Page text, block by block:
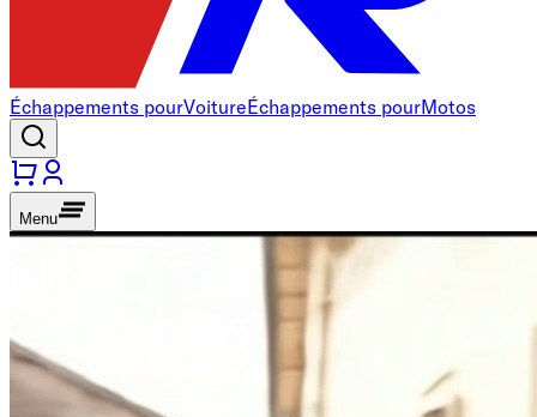
Échappements pourVoitureÉchappements pourMotos
Menu